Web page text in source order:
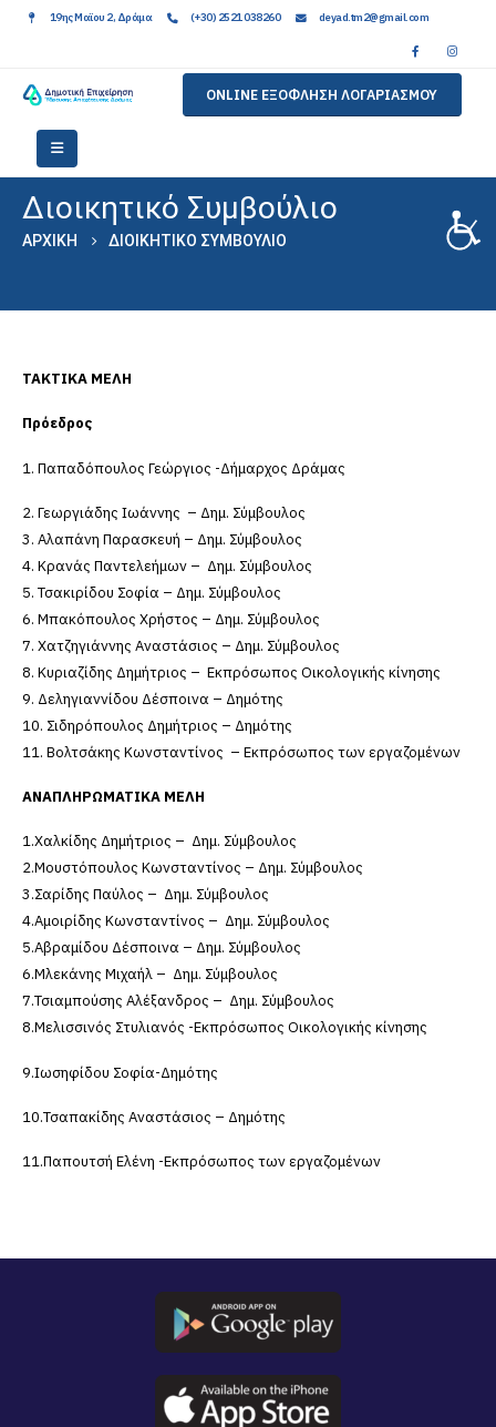
19ης Μαϊου 2, Δράμα (+30) 2521 038260 deyad.tm2@gmail.com
ONLINE ΕΞΟΦΛΗΣΗ ΛΟΓΑΡΙΑΣΜΟΥ
Διοικητικό Συμβούλιο
ΑΡΧΙΚΉ ΔΙΟΙΚΗΤΙΚΌ ΣΥΜΒΟΎΛΙΟ
ΤΑΚΤΙΚΑ ΜΕΛΗ
Πρόεδρος
1. Παπαδόπουλος Γεώργιος -Δήμαρχος Δράμας
2. Γεωργιάδης Ιωάννης – Δημ. Σύμβουλος
3. Αλαπάνη Παρασκευή – Δημ. Σύμβουλος
4. Κρανάς Παντελεήμων – Δημ. Σύμβουλος
5. Τσακιρίδου Σοφία – Δημ. Σύμβουλος
6. Μπακόπουλος Χρήστος – Δημ. Σύμβουλος
7. Χατζηγιάννης Αναστάσιος – Δημ. Σύμβουλος
8. Κυριαζίδης Δημήτριος – Εκπρόσωπος Οικολογικής κίνησης
9. Δεληγιαννίδου Δέσποινα – Δημότης
10. Σιδηρόπουλος Δημήτριος – Δημότης
11. Βολτσάκης Κωνσταντίνος – Εκπρόσωπος των εργαζομένων
ΑΝΑΠΛΗΡΩΜΑΤΙΚΑ ΜΕΛΗ
1.Χαλκίδης Δημήτριος – Δημ. Σύμβουλος
2.Μουστόπουλος Κωνσταντίνος – Δημ. Σύμβουλος
3.Σαρίδης Παύλος – Δημ. Σύμβουλος
4.Αμοιρίδης Κωνσταντίνος – Δημ. Σύμβουλος
5.Αβραμίδου Δέσποινα – Δημ. Σύμβουλος
6.Μλεκάνης Μιχαήλ – Δημ. Σύμβουλος
7.Τσιαμπούσης Αλέξανδρος – Δημ. Σύμβουλος
8.Μελισσινός Στυλιανός -Εκπρόσωπος Οικολογικής κίνησης
9.Ιωσηφίδου Σοφία-Δημότης
10.Τσαπακίδης Αναστάσιος – Δημότης
11.Παπουτσή Ελένη -Εκπρόσωπος των εργαζομένων